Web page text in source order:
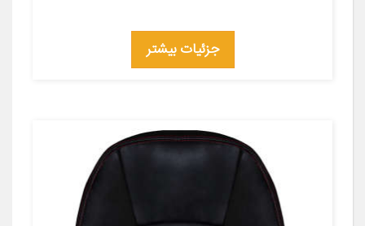
جزئیات بیشتر